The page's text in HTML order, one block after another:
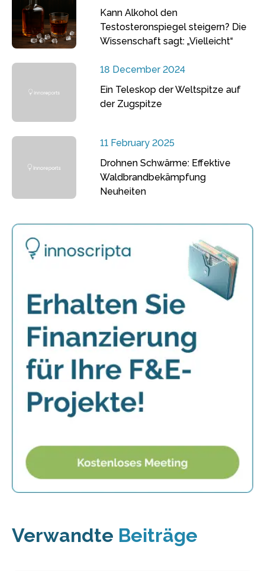
Kann Alkohol den
Testosteronspiegel steigern? Die
Wissenschaft sagt: „Vielleicht“
18 December 2024
Ein Teleskop der Weltspitze auf
der Zugspitze
11 February 2025
Drohnen Schwärme: Effektive
Waldbrandbekämpfung
Neuheiten
Verwandte Beiträge